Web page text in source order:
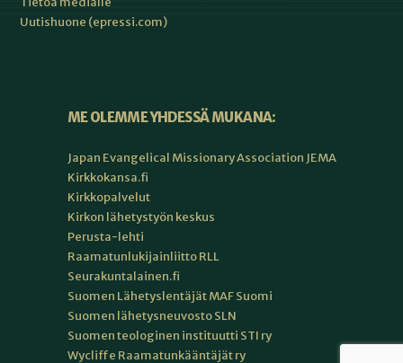
Uutishuone (epressi.com)
ME OLEMME YHDESSÄ MUKANA:
Japan Evangelical Missionary Association JEMA
Kirkkokansa.fi
Kirkkopalvelut
Kirkon lähetystyön keskus
Perusta-lehti
Raamatunlukijainliitto RLL
Seurakuntalainen.fi
Suomen Lähetyslentäjät MAF Suomi
Suomen lähetysneuvosto SLN
Suomen teologinen instituutti STI ry
Wycliffe Raamatunkääntäjät ry